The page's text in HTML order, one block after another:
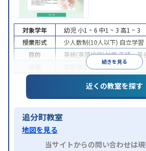
続きを見る
対象学年 幼児 小1 ~ 6 中1 ~ 3 高1 ~ 3
授業形式
少人数制(10人以下) 自立学習
目的
英検(英語検定)対策英語・英
季節講習のみの受講可
近くの教室を探す
追分町教室
地図を見る
当サイトからの問い合わせは